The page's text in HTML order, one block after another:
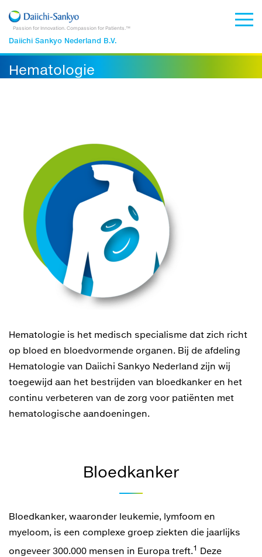
Passion for Innovation. Compassion for Patients.™
Daiichi Sankyo Nederland B.V.
Hematologie
Hematologie is het medisch specialisme dat zich richt
op bloed en bloedvormende organen. Bij de afdeling
Hematologie van Daiichi Sankyo Nederland zijn wij
toegewijd aan het bestrijden van bloedkanker en het
continu verbeteren van de zorg voor patiënten met
hematologische aandoeningen.
Bloedkanker
Bloedkanker, waaronder leukemie, lymfoom en
myeloom, is een complexe groep ziekten die jaarlijks
ongeveer 300.000 mensen in Europa treft.1 Deze